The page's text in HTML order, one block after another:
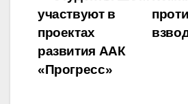
по
записям
участвуют в
проектах
развития ААК
«Прогресс»